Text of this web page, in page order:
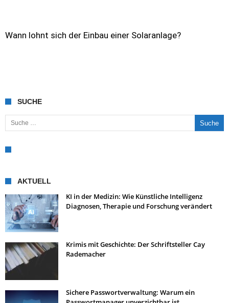
Wann lohnt sich der Einbau einer Solaranlage?
SUCHE
Suche nach:
AKTUELL
KI in der Medizin: Wie Künstliche Intelligenz
Diagnosen, Therapie und Forschung verändert
Krimis mit Geschichte: Der Schriftsteller Cay
Rademacher
Sichere Passwortverwaltung: Warum ein